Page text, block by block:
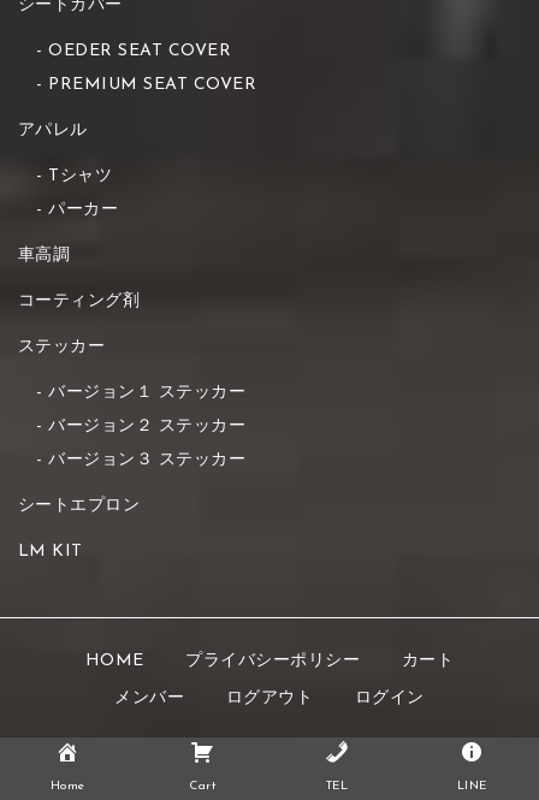
シートカバー
OEDER SEAT COVER
PREMIUM SEAT COVER
アパレル
Tシャツ
パーカー
車高調
コーティング剤
ステッカー
バージョン１ ステッカー
バージョン２ ステッカー
バージョン３ ステッカー
シートエプロン
LM KIT
HOME プライバシーポリシー カート
メンバー ログアウト ログイン
Copyright © 2021 K's STYLE All rights reserved.
Home Cart TEL LINE